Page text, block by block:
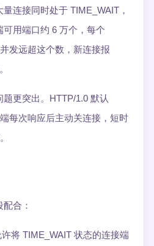
连接同时处于 TIME_WAIT，
用端口约 6 万个，每个
发远超这个数，新连接报
更突出。HTTP/1.0 默认
每次响应后主动关连接，短时
合：
许将 TIME_WAIT 状态的连接端